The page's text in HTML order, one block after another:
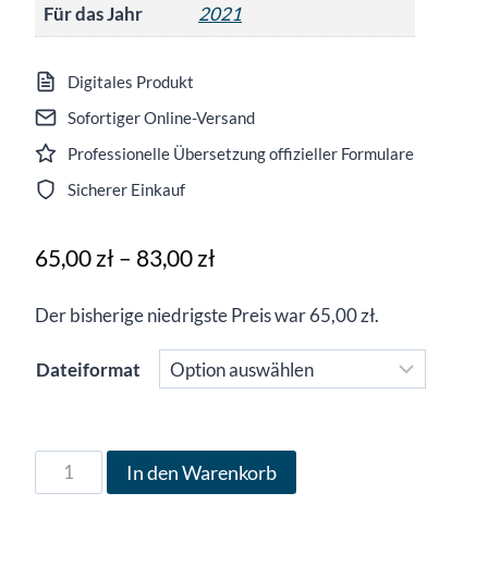
Für das Jahr
2021
Digitales Produkt
Sofortiger Online-Versand
Professionelle Übersetzung offizieller Formulare
Sicherer Einkauf
65,00zł– 83,00złPreisspanne:
bis
83,00 zł
Der bisherige niedrigste Preis war65,00zł.
Dateiformat
Formular
PIT-
In den Warenkorb